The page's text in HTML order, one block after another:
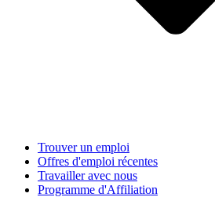
Trouver un emploi
Offres d'emploi récentes
Travailler avec nous
Programme d'Affiliation